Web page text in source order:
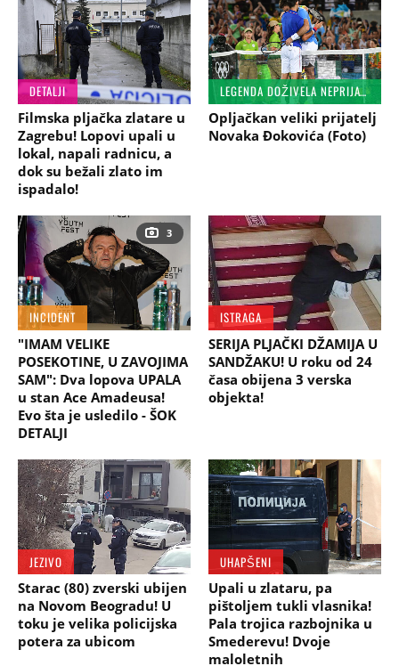
DETALJI
Filmska pljačka zlatare u
Zagrebu! Lopovi upali u
lokal, napali radnicu, a
dok su bežali zlato im
ispadalo!
LEGENDA DOŽIVELA NEPRIJATNOST
Opljačkan veliki prijatelj
Novaka Đokovića (Foto)
3
INCIDENT
"IMAM VELIKE
POSEKOTINE, U ZAVOJIMA
SAM": Dva lopova UPALA
u stan Ace Amadeusa!
Evo šta je usledilo - ŠOK
DETALJI
ISTRAGA
SERIJA PLJAČKI DŽAMIJA U
SANDŽAKU! U roku od 24
časa obijena 3 verska
objekta!
JEZIVO
Starac (80) zverski ubijen
na Novom Beogradu! U
toku je velika policijska
potera za ubicom
UHAPŠENI
Upali u zlataru, pa
pištoljem tukli vlasnika!
Pala trojica razbojnika u
Smederevu! Dvoje
maloletnih